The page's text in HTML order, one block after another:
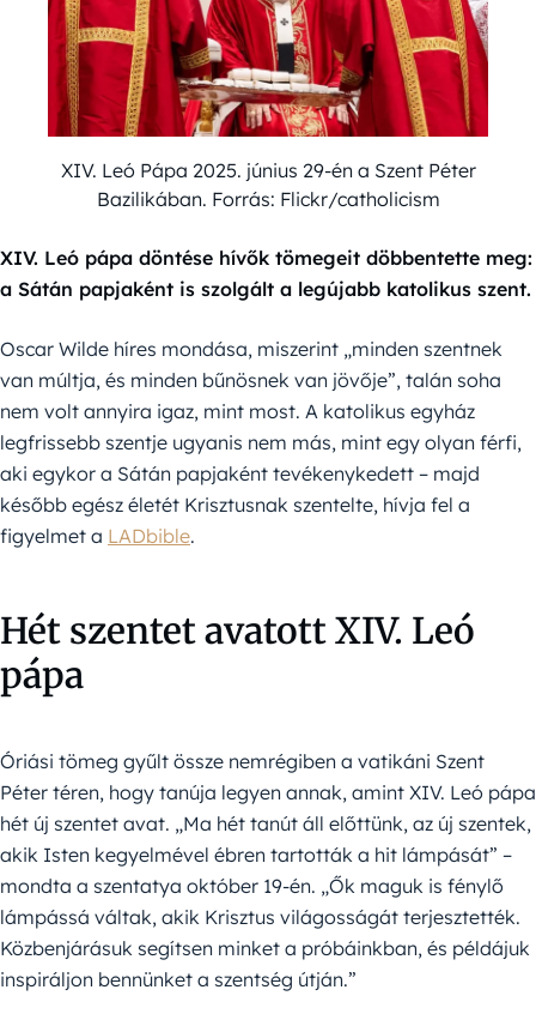
XIV. Leó Pápa 2025. június 29-én a Szent Péter
Bazilikában. Forrás: Flickr/catholicism
XIV. Leó pápa döntése hívők tömegeit döbbentette meg:
a Sátán papjaként is szolgált a legújabb katolikus szent.
Oscar Wilde híres mondása, miszerint „minden szentnek
van múltja, és minden bűnösnek van jövője”, talán soha
nem volt annyira igaz, mint most. A katolikus egyház
legfrissebb szentje ugyanis nem más, mint egy olyan férfi,
aki egykor a Sátán papjaként tevékenykedett – majd
később egész életét Krisztusnak szentelte, hívja fel a
figyelmet a LADbible.
Hét szentet avatott XIV. Leó
pápa
Óriási tömeg gyűlt össze nemrégiben a vatikáni Szent
Péter téren, hogy tanúja legyen annak, amint XIV. Leó pápa
hét új szentet avat. „Ma hét tanút áll előttünk, az új szentek,
akik Isten kegyelmével ébren tartották a hit lámpását” –
mondta a szentatya október 19-én. „Ők maguk is fénylő
lámpássá váltak, akik Krisztus világosságát terjesztették.
Közbenjárásuk segítsen minket a próbáinkban, és példájuk
inspiráljon bennünket a szentség útján.”